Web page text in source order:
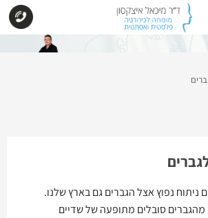
ניתוח נפוץ אצל הגברים גם בארץ שלנו.
מ 40 אחוז מהגברים סובלים מתופעה של שדיים